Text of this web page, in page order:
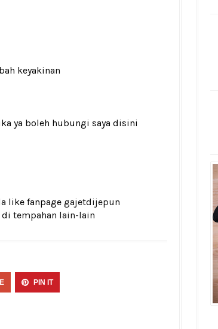
keyakinan
ya boleh hubungi saya disini
like fanpage gajetdijepun
di tempahan lain-lain
PIN IT